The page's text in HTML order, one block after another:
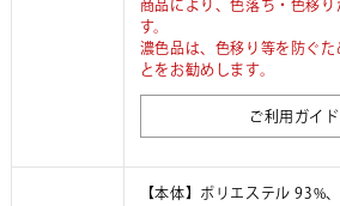
商品により、色落ち・色移
す。
濃色品は、色移り等を防ぐ
とをお勧めします。
ご利用ガイ
【本体】ポリエステル 93%